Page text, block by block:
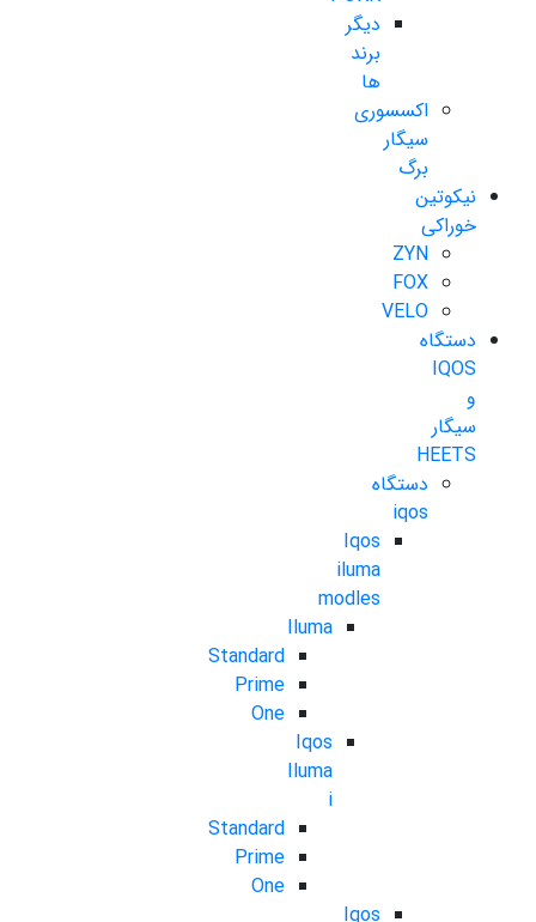
دیگر
برند
ها
اکسسوری
سیگار
برگ
نیکوتین
خوراکی
ZYN
FOX
VELO
دستگاه
IQOS
و
سیگار
HEETS
دستگاه
iqos
Iqos
iluma
modles
Iluma
Standard
Prime
One
Iqos
Iluma
i
Standard
Prime
One
Iqos